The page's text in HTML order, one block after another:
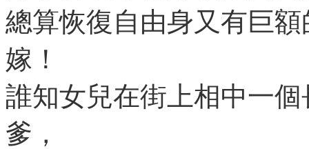
總算恢復自由身又有巨
嫁！
誰知女兒在街上相中一
爹，